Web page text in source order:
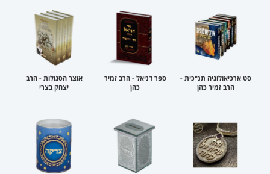
סט ארכיאולוגיה תנ"כית -
הרב זמיר כהן
ספר דניאל - הרב זמיר
כהן
אוצר הסגולות - הרב
יצחק בצרי